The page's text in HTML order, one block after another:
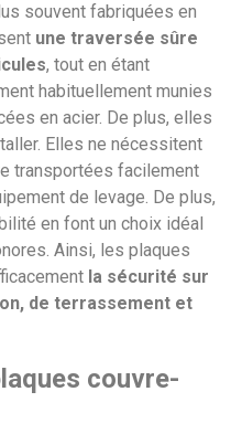
souvent fabriquées en
une traversée sûre
, tout en étant
habituellement munies
en acier. De plus, elles
Elles ne nécessitent
transportées facilement
de levage. De plus,
en font un choix idéal
Ainsi, les plaques
la sécurité sur
de terrassement et
couvre-